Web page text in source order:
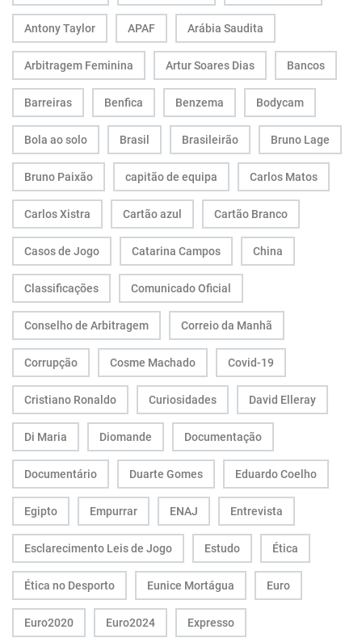
Antony Taylor APAF Arábia Saudita
Arbitragem Feminina Artur Soares Dias Bancos
Barreiras Benfica Benzema Bodycam
Bola ao solo Brasil Brasileirão Bruno Lage
Bruno Paixão capitão de equipa Carlos Matos
Carlos Xistra Cartão azul Cartão Branco
Casos de Jogo Catarina Campos China
Classificações Comunicado Oficial
Conselho de Arbitragem Correio da Manhã
Corrupção Cosme Machado Covid-19
Cristiano Ronaldo Curiosidades David Elleray
Di Maria Diomande Documentação
Documentário Duarte Gomes Eduardo Coelho
Egipto Empurrar ENAJ Entrevista
Esclarecimento Leis de Jogo Estudo Ética
Ética no Desporto Eunice Mortágua Euro
Euro2020 Euro2024 Expresso